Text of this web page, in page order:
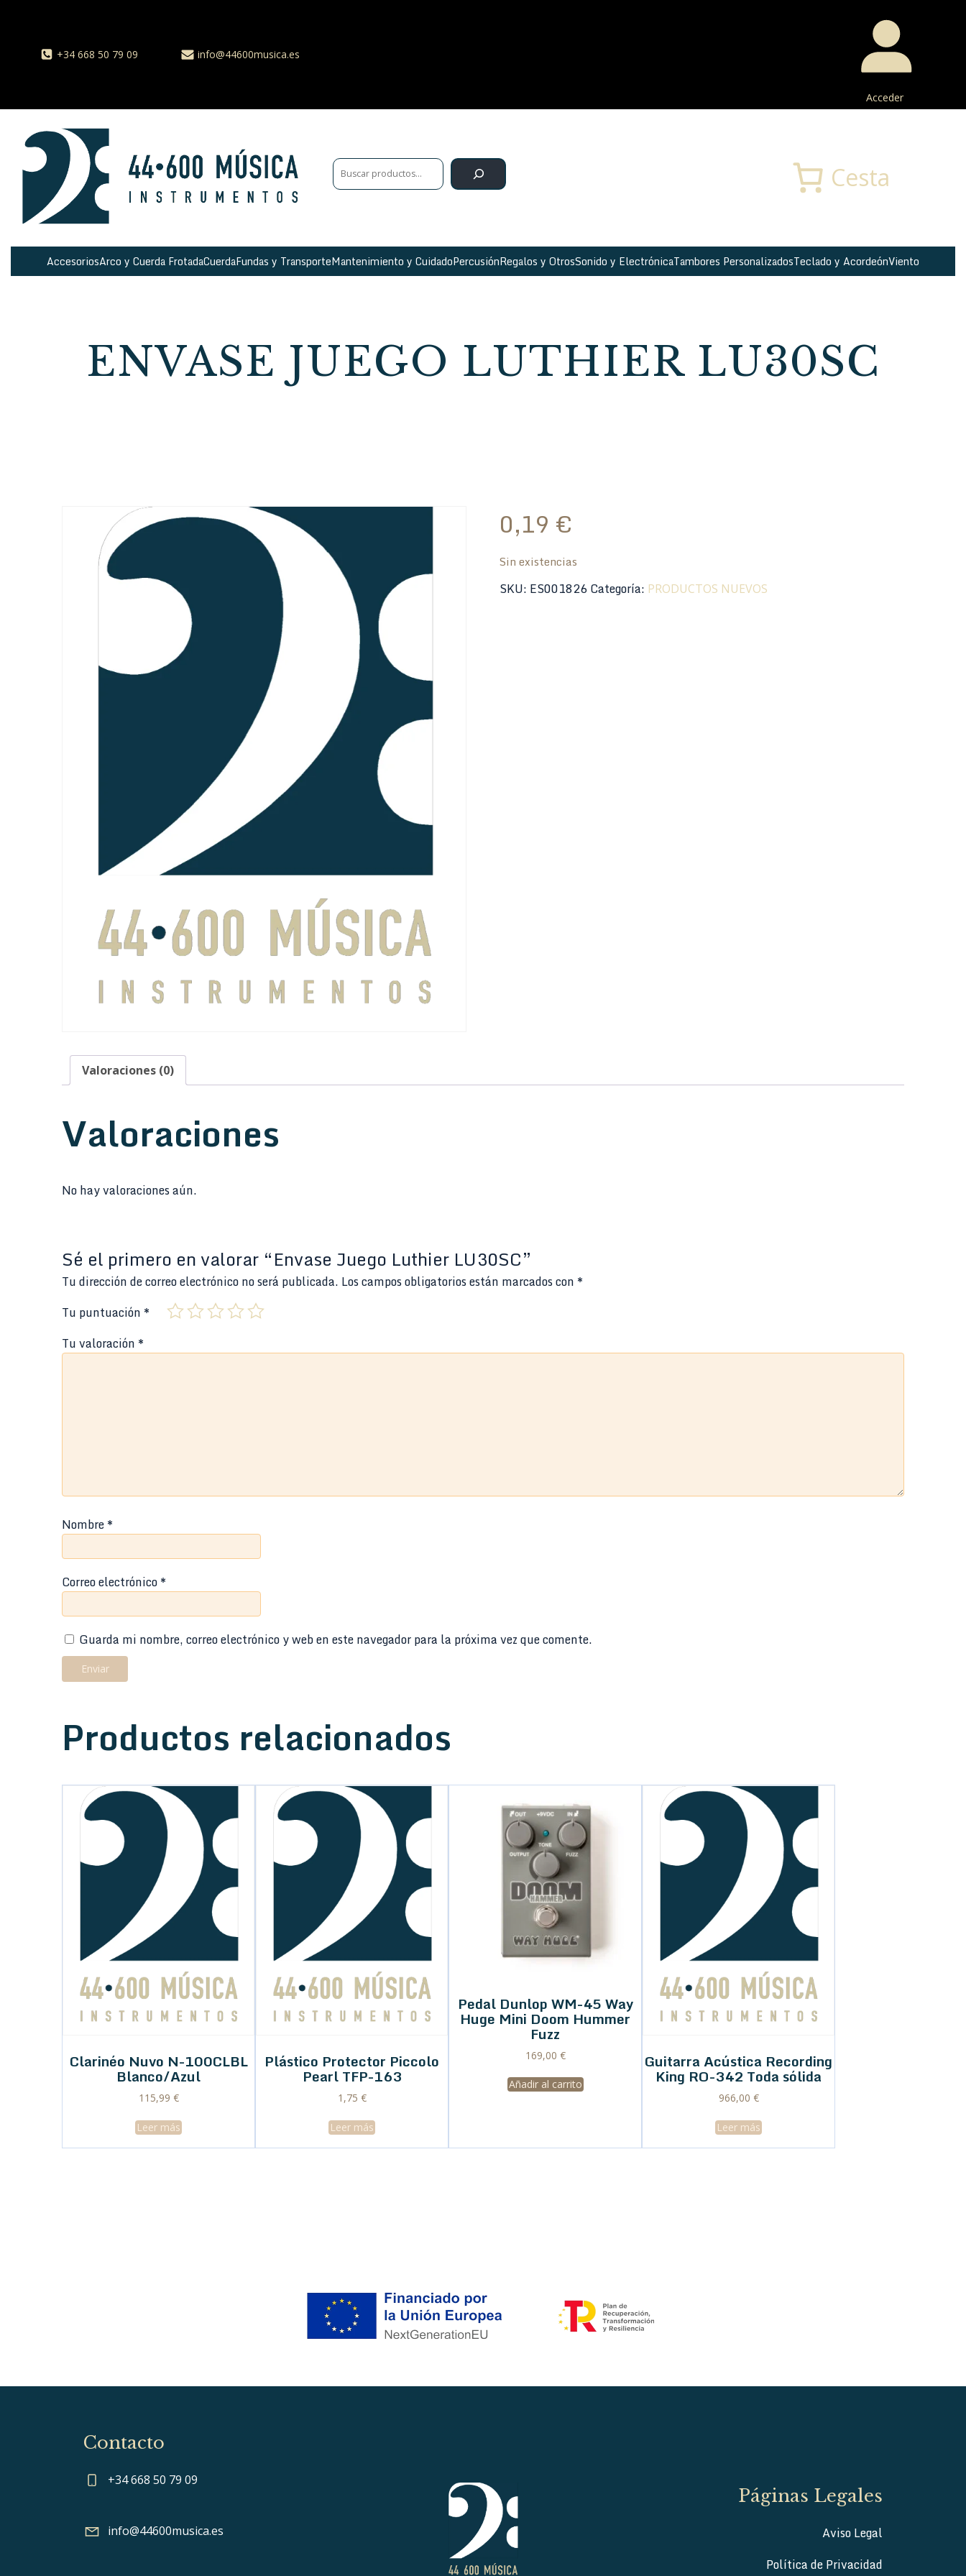
+34 668 50 79 09 info@44600musica.es
Acceder
Cesta
AccesoriosArco y Cuerda FrotadaCuerdaFundas y TransporteMantenimiento y CuidadoPercusiónRegalos y OtrosSonido y ElectrónicaTambores PersonalizadosTeclado y AcordeónViento
ENVASE JUEGO LUTHIER LU30SC
0,19 €
Sin existencias
SKU: ES001826Categoría: PRODUCTOS NUEVOS
Valoraciones (0)
Valoraciones
No hay valoraciones aún.
Sé el primero en valorar “Envase Juego Luthier LU30SC”
Tu dirección de correo electrónico no será publicada. Los campos obligatorios están marcados con *
Tu puntuación *
Tu valoración *
Nombre*
Correo electrónico*
Guarda mi nombre, correo electrónico y web en este navegador para la próxima vez que comente.
Productos relacionados
Clarinéo Nuvo N-100CLBL
Blanco/Azul
115,99 €
Leer más
Plástico Protector Piccolo
Pearl TFP-163
1,75 €
Leer más
Pedal Dunlop WM-45 Way
Huge Mini Doom Hummer
Fuzz
169,00 €
Añadir al carrito
Guitarra Acústica Recording
King RO-342 Toda sólida
966,00 €
Leer más
Contacto
+34 668 50 79 09
info@44600musica.es
Páginas Legales
Aviso Legal
Política de Privacidad